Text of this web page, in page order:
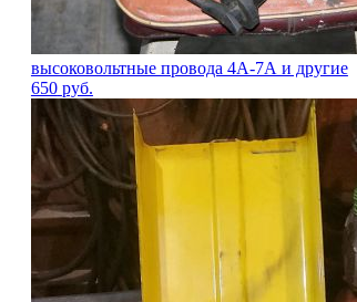
высоковольтные провода 4А-7А и другие
650 руб.